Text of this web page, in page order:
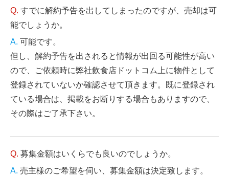
すでに解約予告を出してしまったのですが、売却は可
能でしょうか。
可能です。
但し、解約予告を出されると情報が出回る可能性が高い
ので、ご依頼時に弊社飲食店ドットコム上に物件として
登録されていないか確認させて頂きます。既に登録され
ている場合は、掲載をお断りする場合もありますので、
その際はご了承下さい。
募集金額はいくらでも良いのでしょうか。
売主様のご希望を伺い、募集金額は決定致します。